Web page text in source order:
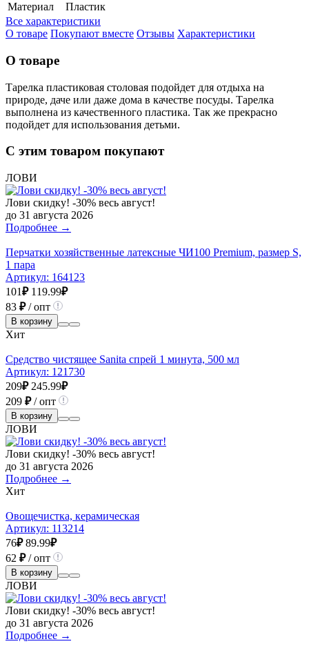
Материал
Пластик
Все характеристики
О товаре Покупают вместе Отзывы Характеристики
О товаре
Тарелка пластиковая столовая подойдет для отдыха на
природе, даче или даже дома в качестве посуды. Тарелка
выполнена из качественного пластика. Так же прекрасно
подойдет для использования детьми.
С этим товаром покупают
ЛОВИ
Лови скидку! -30% весь август!
до 31 августа 2026
Подробнее →
Перчатки хозяйственные латексные ЧИ100 Premium, размер S,
1 пара
Артикул: 164123
101₽ 119.99₽
83 ₽/ опт
В корзину
Хит
Средство чистящее Sanita спрей 1 минута, 500 мл
Артикул: 121730
209₽ 245.99₽
209 ₽/ опт
В корзину
ЛОВИ
Лови скидку! -30% весь август!
до 31 августа 2026
Подробнее →
Хит
Овощечистка, керамическая
Артикул: 113214
76₽ 89.99₽
62 ₽/ опт
В корзину
ЛОВИ
Лови скидку! -30% весь август!
до 31 августа 2026
Подробнее →